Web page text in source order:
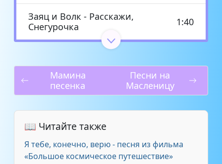
Заяц и Волк - Расскажи,
Снегурочка
1:40
У попа была собака
Танец волка на бочке 0:59
Свист волка
ВИА Земляне - Трава у дома
Мамина
песенка
Песни на
Масленицу
📖 Читайте также
Я тебе, конечно, верю - песня из фильма
«Большое космическое путешествие»